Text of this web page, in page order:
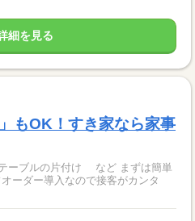
細を見る
もOK！すき家なら家事
ーブルの片付け など まずは簡単